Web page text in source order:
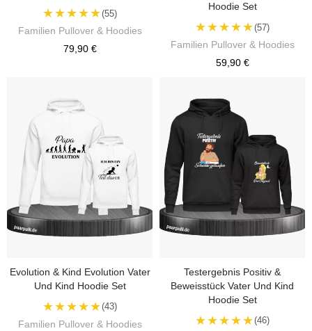
★★★★★(55)
Familien Pullover & Hoodies
79,90 €
Hoodie Set
★★★★★(57)
Familien Pullover & Hoodies
59,90 €
Evolution & Kind Evolution Vater
Und Kind Hoodie Set
★★★★★(43)
Familien Pullover & Hoodies
Testergebnis Positiv &
Beweisstück Vater Und Kind
Hoodie Set
★★★★★(46)